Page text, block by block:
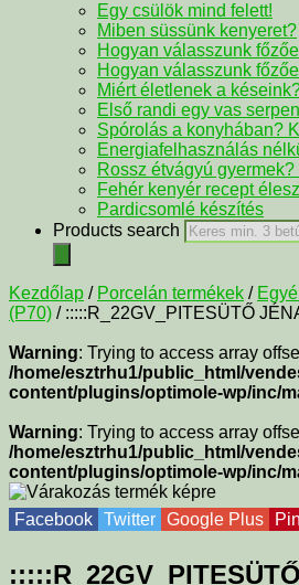
Egy csülök mind felett!
Miben süssünk kenyeret?
Hogyan válasszunk
Hogyan válasszunk
Miért életlenek a
Első randi egy vas
Spórolás a konyhában?
Energiafelhasználás
Rossz étvágyú
Fehér kenyér recept
Pardicsomlé készítés
Products search
Kezdőlap / Porcelán termékek /
(P70) / :::::R_22GV_PITESÜTŐ
Warning: Trying to access array
/home/esztrhu1/public_html/
content/plugins/optimole-wp/inc/
Warning: Trying to access array
/home/esztrhu1/public_html/
content/plugins/optimole-wp/inc/
Facebook Twitter Google Plus